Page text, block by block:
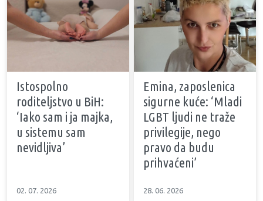
Istospolno
roditeljstvo u BiH:
‘Iako sam i ja majka,
u sistemu sam
nevidljiva’
02. 07. 2026
Emina, zaposlenica
sigurne kuće: ‘Mladi
LGBT ljudi ne traže
privilegije, nego
pravo da budu
prihvaćeni’
28. 06. 2026